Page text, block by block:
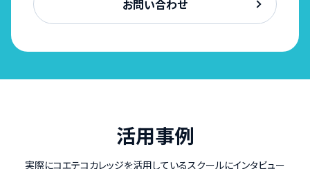
お問い合わせ
活用事例
実際にコエテコカレッジを活用しているスクールにインタビュー